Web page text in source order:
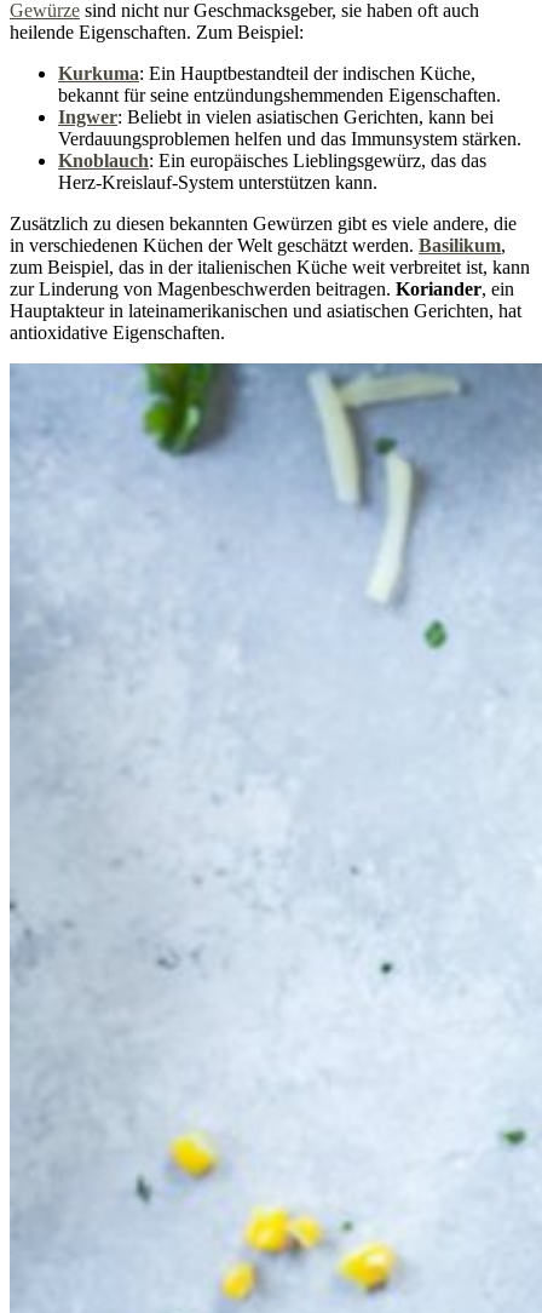
Gewürze sind nicht nur Geschmacksgeber, sie haben oft auch
heilende Eigenschaften. Zum Beispiel:
Kurkuma: Ein Hauptbestandteil der indischen Küche,
bekannt für seine entzündungshemmenden Eigenschaften.
Ingwer: Beliebt in vielen asiatischen Gerichten, kann bei
Verdauungsproblemen helfen und das Immunsystem stärken.
Knoblauch: Ein europäisches Lieblingsgewürz, das das
Herz-Kreislauf-System unterstützen kann.
Zusätzlich zu diesen bekannten Gewürzen gibt es viele andere, die
in verschiedenen Küchen der Welt geschätzt werden. Basilikum,
zum Beispiel, das in der italienischen Küche weit verbreitet ist, kann
zur Linderung von Magenbeschwerden beitragen. Koriander, ein
Hauptakteur in lateinamerikanischen und asiatischen Gerichten, hat
antioxidative Eigenschaften.